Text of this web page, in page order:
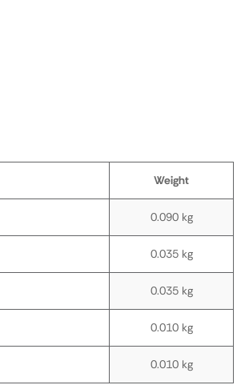
Weight
0.090 kg
0.035 kg
0.035 kg
0.010 kg
0.010 kg